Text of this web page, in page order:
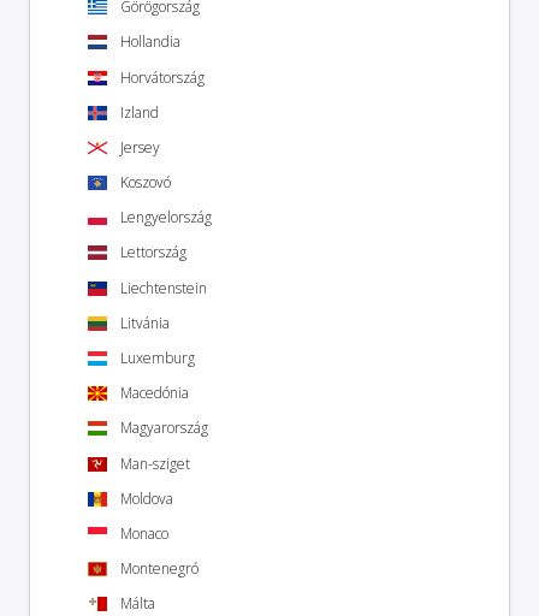
Görögország
Hollandia
Horvátország
Izland
Jersey
Koszovó
Lengyelország
Lettország
Liechtenstein
Litvánia
Luxemburg
Macedónia
Magyarország
Man-sziget
Moldova
Monaco
Montenegró
Málta